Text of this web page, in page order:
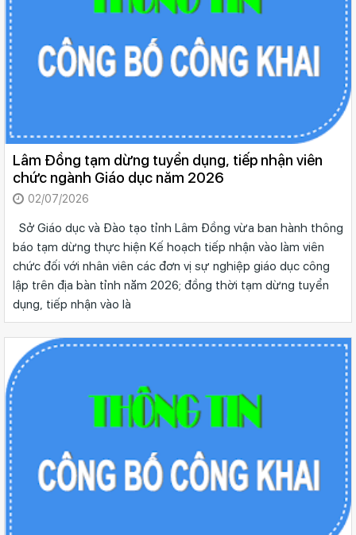
Lâm Đồng tạm dừng tuyển dụng, tiếp nhận viên
chức ngành Giáo dục năm 2026
02/07/2026
Sở Giáo dục và Đào tạo tỉnh Lâm Đồng vừa ban hành thông
báo tạm dừng thực hiện Kế hoạch tiếp nhận vào làm viên
chức đối với nhân viên các đơn vị sự nghiệp giáo dục công
lập trên địa bàn tỉnh năm 2026; đồng thời tạm dừng tuyển
dụng, tiếp nhận vào là